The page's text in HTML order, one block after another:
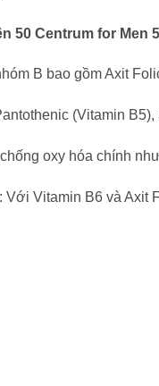
50 Centrum for
B bao gồm Axit
(Vitamin
oxy hóa chính
: Với Vitamin B6 và Axit